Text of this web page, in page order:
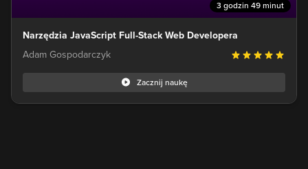
3 godzin 49 minut
Narzędzia JavaScript Full-Stack Web Developera
Adam Gospodarczyk
Zacznij naukę